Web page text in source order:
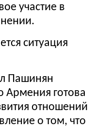
участие в
ситуация
Пашинян
Армения готова
отношений
о том, что